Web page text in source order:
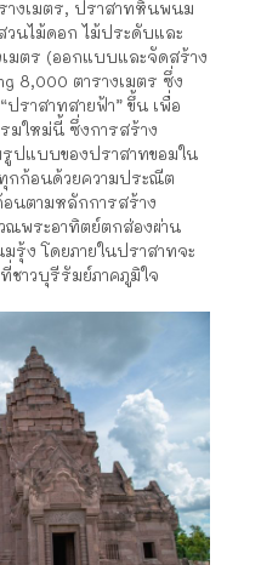
างเมตร, ปราสาทหินพนม
วนไม้ดอก ไม้ประดับและ
มตร (ออกแบบและจัดสร้าง
8,000 ตารางเมตร ซึ่ง
ปราสาทสายฟ้า” ขึ้น เพื่อ
มใหม่นี้ ซึ่งการสร้าง
รูปแบบของปราสาทขอมใน
กก้อนด้วยความประณีต
นตามหลักการสร้าง
ณพระอาทิตย์ตกส่องผ่าน
รุ้ง โดยภายในปราสาทจะ
ชาวบุรีรัมย์ภาคภูมิใจ